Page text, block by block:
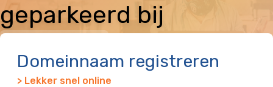
geparkeerd bij
Domeinnaam registreren
> Lekker snel online